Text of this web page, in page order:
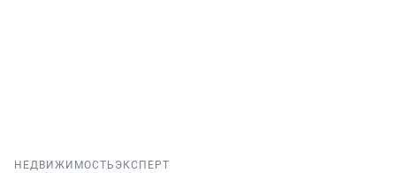
НЕДВИЖИМОСТЬ ЭКСПЕРТ